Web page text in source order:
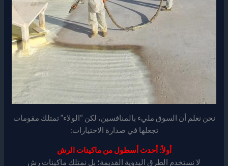
نحن نعلم أن السوق مليء بالمنافسين، لكن “الولاء” تمتلك مقومات
تجعلها في صدارة الاختيارات:
أولاً: أحدث أسطول من ماكينات الرش
لا نستخدم الطرق اليدوية القديمة؛ بل نمتلك ماكينات رش